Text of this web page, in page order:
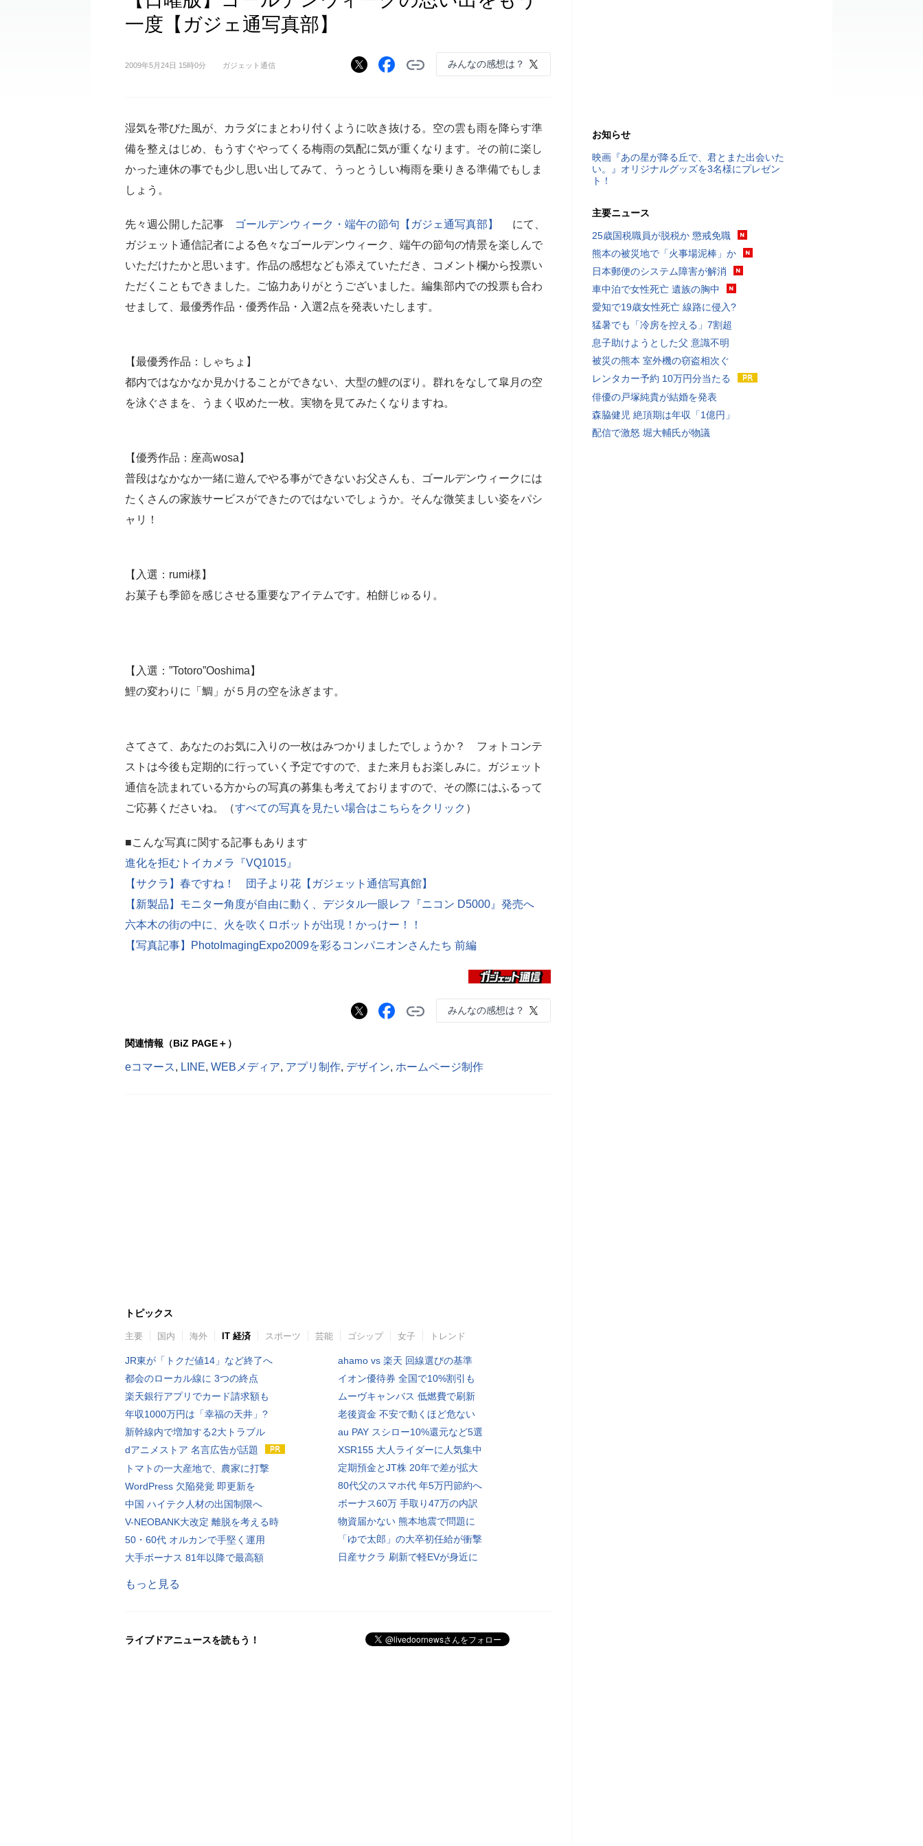
一度【ガジェ通写真部】
2009年5月24日 15時0分 ガジェット通信 みんなの感想は？
湿気を帯びた風が、カラダにまとわり付くように吹き抜ける。空の雲も雨を降らす準
備を整えはじめ、もうすぐやってくる梅雨の気配に気が重くなります。その前に楽し
かった連休の事でも少し思い出してみて、うっとうしい梅雨を乗りきる準備でもしま
しょう。
先々週公開した記事 ゴールデンウィーク・端午の節句【ガジェ通写真部】
にて、
ガジェット通信記者による色々なゴールデンウィーク、端午の節句の情景を楽しんで
いただけたかと思います。作品の感想なども添えていただき、コメント欄から投票い
ただくこともできました。ご協力ありがとうございました。編集部内での投票も合わ
せまして、最優秀作品・優秀作品・入選2点を発表いたします。
【最優秀作品：しゃちょ】
都内ではなかなか見かけることができない、大型の鯉のぼり。群れをなして皐月の空
を泳ぐさまを、うまく収めた一枚。実物を見てみたくなりますね。
【優秀作品：座高wosa】
普段はなかなか一緒に遊んでやる事ができないお父さんも、ゴールデンウィークには
たくさんの家族サービスができたのではないでしょうか。そんな微笑ましい姿をパシ
ャリ！
【入選：rumi様】
お菓子も季節を感じさせる重要なアイテムです。柏餅じゅるり。
【入選：”Totoro”Ooshima】
鯉の変わりに「鯛」が５月の空を泳ぎます。
さてさて、あなたのお気に入りの一枚はみつかりましたでしょうか？ フォトコンテ
ストは今後も定期的に行っていく予定ですので、また来月もお楽しみに。ガジェット
通信を読まれている方からの写真の募集も考えておりますので、その際にはふるって
ご応募くださいね。（すべての写真を見たい場合はこちらをクリック ）
■こんな写真に関する記事もあります
進化を拒むトイカメラ『VQ1015』
【サクラ】春ですね！ 団子より花【ガジェット通信写真館】
【新製品】モニター角度が自由に動く、デジタル一眼レフ『ニコン D5000』発売へ
六本木の街の中に、火を吹くロボットが出現！かっけー！！
【写真記事】PhotoImagingExpo2009を彩るコンパニオンさんたち 前編
みんなの感想は？
関連情報（BiZ PAGE＋）
eコマース, LINE, WEBメディア, アプリ制作, デザイン, ホームページ制作
トピックス
主要 国内 海外 IT 経済 スポーツ 芸能 ゴシップ 女子 トレンド
JR東が「トクだ値14」など終了へ
都会のローカル線に 3つの終点
楽天銀行アプリでカード請求額も
年収1000万円は「幸福の天井」?
新幹線内で増加する2大トラブル
dアニメストア 名言広告が話題
トマトの一大産地で、農家に打撃
WordPress 欠陥発覚 即更新を
中国 ハイテク人材の出国制限へ
V-NEOBANK大改定 離脱を考える時
50・60代 オルカンで手堅く運用
大手ボーナス 81年以降で最高額
ahamo vs 楽天 回線選びの基準
イオン優待券 全国で10%割引も
ムーヴキャンバス 低燃費で刷新
老後資金 不安で動くほど危ない
au PAY スシロー10%還元など5選
XSR155 大人ライダーに人気集中
定期預金とJT株 20年で差が拡大
80代父のスマホ代 年5万円節約へ
ボーナス60万 手取り47万の内訳
物資届かない 熊本地震で問題に
「ゆで太郎」の大卒初任給が衝撃
日産サクラ 刷新で軽EVが身近に
もっと見る
ライブドアニュースを読もう！
お知らせ
映画『あの星が降る丘で、君とまた出会いた
い。』オリジナルグッズを3名様にプレゼン
ト！
主要ニュース
25歳国税職員が脱税か 懲戒免職
熊本の被災地で「火事場泥棒」か
日本郵便のシステム障害が解消
車中泊で女性死亡 遺族の胸中
愛知で19歳女性死亡 線路に侵入?
猛暑でも「冷房を控える」7割超
息子助けようとした父 意識不明
被災の熊本 室外機の窃盗相次ぐ
レンタカー予約 10万円分当たる
俳優の戸塚純貴が結婚を発表
森脇健児 絶頂期は年収「1億円」
配信で激怒 堀大輔氏が物議